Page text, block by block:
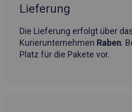
Lieferung
Die Lieferung erfolgt über
Kurierunternehmen Raben.
Platz für die Pakete vor.